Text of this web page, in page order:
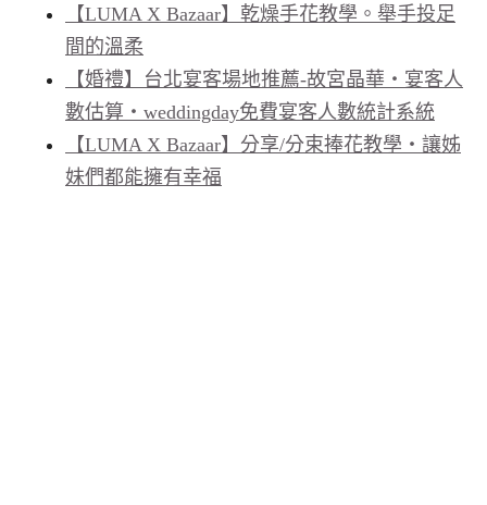
【LUMA X Bazaar】乾燥手花教學。舉手投足
間的溫柔
【婚禮】台北宴客場地推薦-故宮晶華・宴客人
數估算・weddingday免費宴客人數統計系統
【LUMA X Bazaar】分享/分束捧花教學‧讓姊
妹們都能擁有幸福